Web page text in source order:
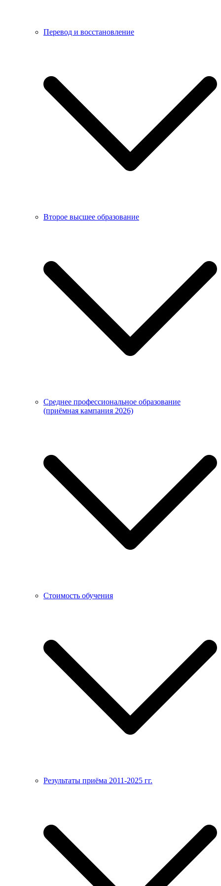
Перевод и восстановление
Второе высшее образование
Среднее профессиональное образование
(приёмная кампания 2026)
Стоимость обучения
Результаты приёма 2011-2025 гг.